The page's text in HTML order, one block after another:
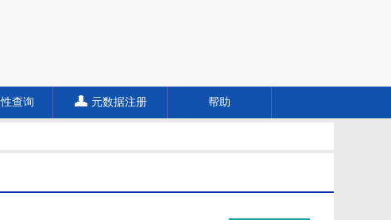
查询 元数据注册 帮助